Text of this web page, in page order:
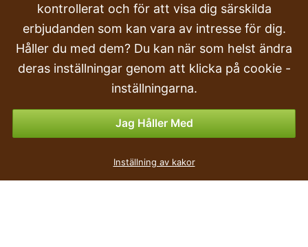
Transport och leverans
Beställa
Returer & Återbetalningar
Betalningsalternativ
kontrollerat och för att visa dig särskilda
erbjudanden som kan vara av intresse för dig.
Håller du med dem? Du kan när som helst ändra
deras inställningar genom att klicka på cookie -
inställningarna.
Jag Håller Med
Inställning av kakor